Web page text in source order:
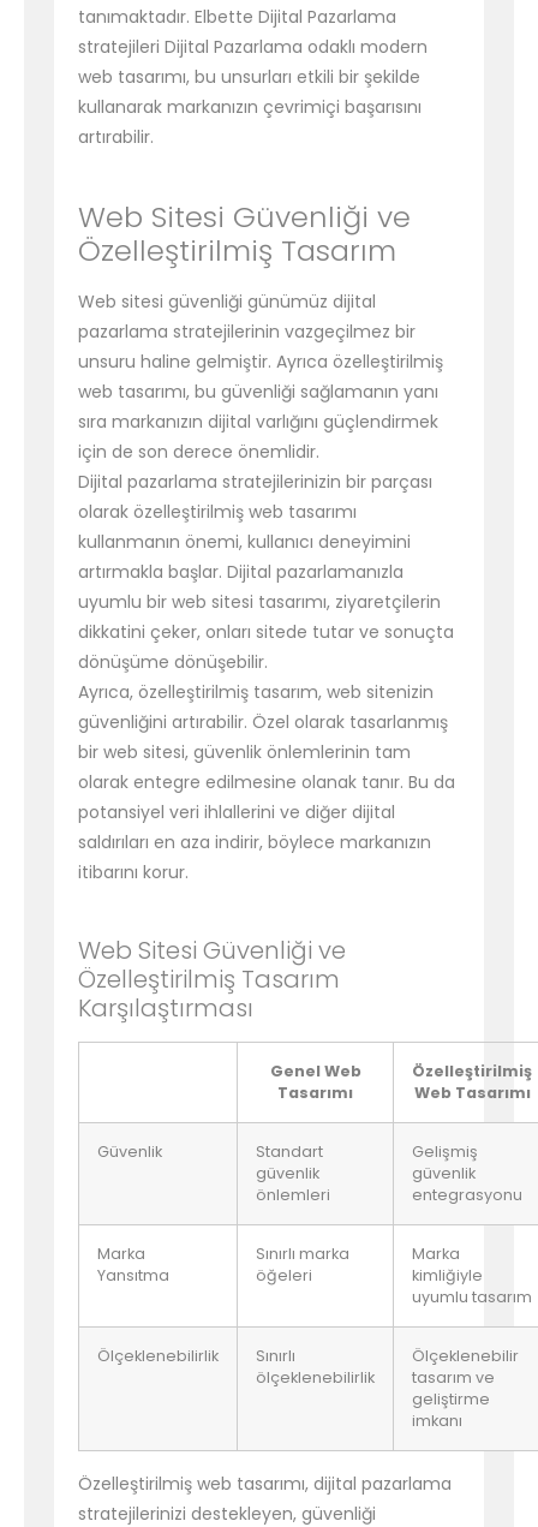
tanımaktadır. Elbette Dijital Pazarlama
stratejileri Dijital Pazarlama odaklı modern
web tasarımı, bu unsurları etkili bir şekilde
kullanarak markanızın çevrimiçi başarısını
artırabilir.
Web Sitesi Güvenliği ve
Özelleştirilmiş Tasarım
Web sitesi güvenliği günümüz dijital
pazarlama stratejilerinin vazgeçilmez bir
unsuru haline gelmiştir. Ayrıca özelleştirilmiş
web tasarımı, bu güvenliği sağlamanın yanı
sıra markanızın dijital varlığını güçlendirmek
için de son derece önemlidir.
Dijital pazarlama stratejilerinizin bir parçası
olarak özelleştirilmiş web tasarımı
kullanmanın önemi, kullanıcı deneyimini
artırmakla başlar. Dijital pazarlamanızla
uyumlu bir web sitesi tasarımı, ziyaretçilerin
dikkatini çeker, onları sitede tutar ve sonuçta
dönüşüme dönüşebilir.
Ayrıca, özelleştirilmiş tasarım, web sitenizin
güvenliğini artırabilir. Özel olarak tasarlanmış
bir web sitesi, güvenlik önlemlerinin tam
olarak entegre edilmesine olanak tanır. Bu da
potansiyel veri ihlallerini ve diğer dijital
saldırıları en aza indirir, böylece markanızın
itibarını korur.
Web Sitesi Güvenliği ve
Özelleştirilmiş Tasarım
Karşılaştırması
Genel Web
Tasarımı
Özelleştirilmiş
Web Tasarımı
Güvenlik
Standart
güvenlik
önlemleri
Gelişmiş
güvenlik
entegrasyonu
Marka
Yansıtma
Sınırlı marka
öğeleri
Marka
kimliğiyle
uyumlu tasarım
Ölçeklenebilirlik
Sınırlı
ölçeklenebilirlik
Ölçeklenebilir
tasarım ve
geliştirme
imkanı
Özelleştirilmiş web tasarımı, dijital pazarlama
stratejilerinizi destekleyen, güvenliği